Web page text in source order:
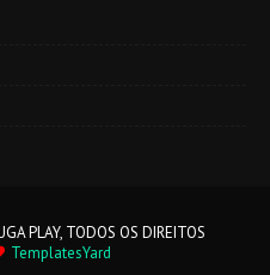
PLAY, TODOS OS DIREITOS
TemplatesYard